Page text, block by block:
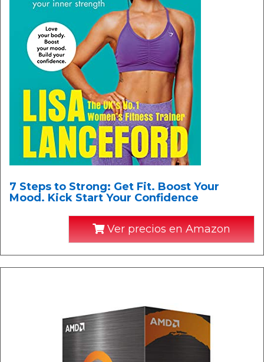
7 Steps to Strong: Get Fit. Boost Your
Mood. Kick Start Your Confidence
Ver precios en Amazon